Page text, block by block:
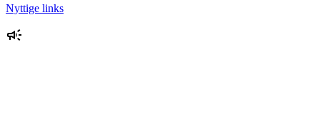
Nyttige links